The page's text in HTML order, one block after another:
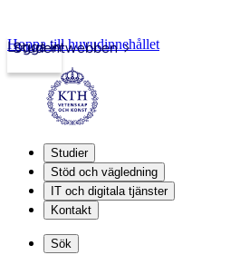
Studentwebben
Logga in
Hoppa till huvudinnehållet
Studier
Stöd och vägledning
IT och digitala tjänster
Kontakt
Sök